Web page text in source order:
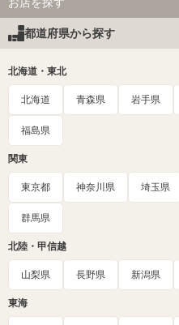
都道府県から探す
北海道・東北
北海道 青森県 岩手県
福島県
関東
東京都 神奈川県 埼玉県
群馬県
北陸・甲信越
山梨県 長野県 新潟県
東海